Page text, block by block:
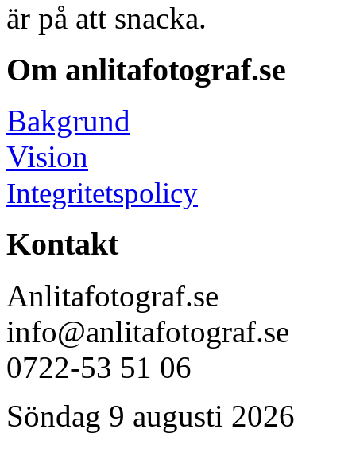
är på att snacka.
Om anlitafotograf.se
Bakgrund
Vision
Integritetspolicy
Kontakt
Anlitafotograf.se
info@anlitafotograf.se
0722-53 51 06
Söndag 9 augusti 2026